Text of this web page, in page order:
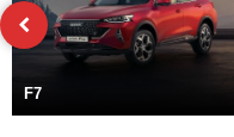
F7